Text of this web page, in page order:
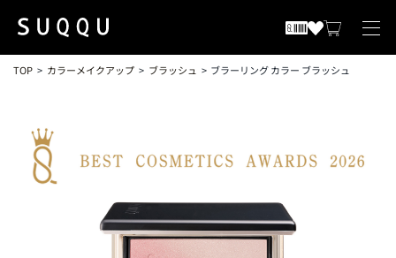
TOP カラーメイクアップ ブラッシュ ブラーリング カラー ブラッシュ